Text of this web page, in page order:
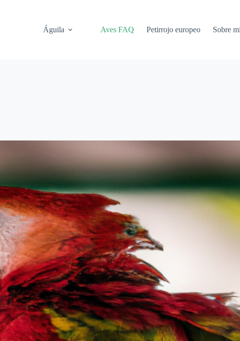
Águila
Aves FAQ Petirrojo europeo Sobre